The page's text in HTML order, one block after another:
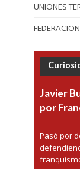
UNIONES
Javier
por
Pasó por